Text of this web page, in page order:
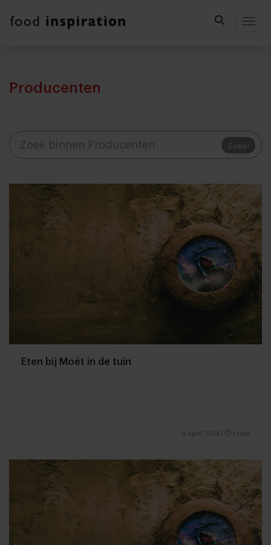
Producenten
Zoek!
Eten bij Moët in de tuin
9 april 2014 1 min